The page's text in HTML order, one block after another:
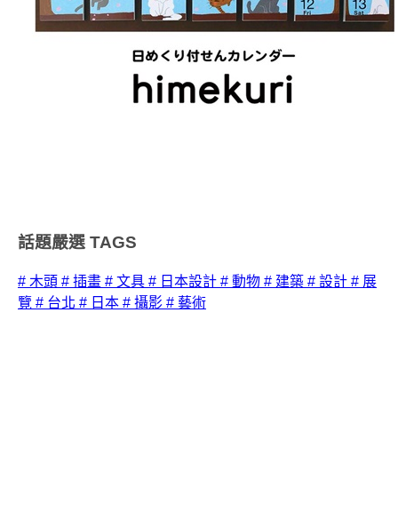
話題嚴選 TAGS
# 木頭 # 插畫 # 文具 # 日本設計 # 動物 # 建築 # 設計 # 展
覽 # 台北 # 日本 # 攝影 # 藝術